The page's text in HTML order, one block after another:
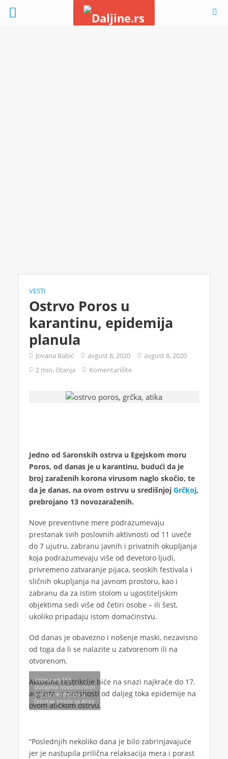
VESTI
Ostrvo Poros u
karantinu, epidemija
planula
Jovana Babić avgust 8, 2020
avgust 8, 2020
2 min. čitanja
Komentarišite
Jedno od Saronskih ostrva u Egejskom moru
Poros, od danas je u karantinu, budući da je
broj zaraženih korona virusom naglo skočio, te
da je danas, na ovom ostrvu u središnjoj Grčkoj,
prebrojano 13 novozaraženih.
Nove preventivne mere podrazumevaju
prestanak svih poslovnih aktivnosti od 11 uveče
do 7 ujutru, zabranu javnih i privatnih okupljanja
koja podrazumevaju više od devetoro ljudi,
privremeno zatvaranje pijaca, seoskih festivala i
sličnih okupljanja na javnom prostoru, kao i
zabranu da za istim stolom u ugostiteljskim
objektima sedi više od četiri osobe – ili šest,
ukoliko pripadaju istom domaćinstvu.
Od danas je obavezno i nošenje maski, nezavisno
od toga da li se nalazite u zatvorenom ili na
otvorenom.
Aktuelne restrikcije biće na snazi najkraće do 17.
avgusta, u zavisnosti od daljeg toka epidemije na
ovom atičkom ostrvu.
Većina od 153
slučajeva novoobolelih
koji su zabeleženi u
četvrtak potiče sa Atike
“Poslednjih nekoliko dana je bilo zabrinjavajuće
jer je nastupila prilična relaksacija mera i porast